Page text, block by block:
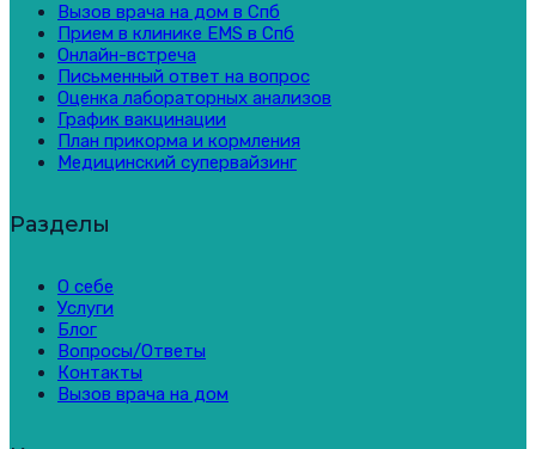
Вызов врача на дом в Спб
Прием в клинике EMS в Спб
Онлайн-встреча
Письменный ответ на вопрос
Оценка лабораторных анализов
График вакцинации
План прикорма и кормления
Медицинский супервайзинг
Разделы
О себе
Услуги
Блог
Вопросы/Ответы
Контакты
Вызов врача на дом